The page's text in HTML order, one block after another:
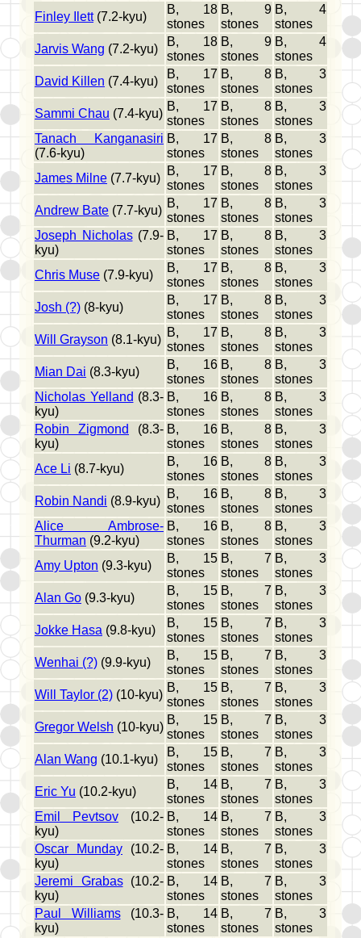
Finley Ilett(7.2-kyu)
B, 18
stones
B, 9
stones
B, 4
stones
Jarvis Wang (7.2-kyu)
B, 18
stones
B, 9
stones
B, 4
stones
David Killen (7.4-kyu)
B, 17
stones
B, 8
stones
B, 3
stones
Sammi Chau (7.4-kyu)
B, 17
stones
B, 8
stones
B, 3
stones
Tanach Kanganasiri
(7.6-kyu)
B, 17
stones
B, 8
stones
B, 3
stones
James Milne (7.7-kyu)
B, 17
stones
B, 8
stones
B, 3
stones
Andrew Bate (7.7-kyu)
B, 17
stones
B, 8
stones
B, 3
stones
Joseph Nicholas(7.9-
kyu)
B, 17
stones
B, 8
stones
B, 3
stones
Chris Muse (7.9-kyu)
B, 17
stones
B, 8
stones
B, 3
stones
Josh (?) (8-kyu)
B, 17
stones
B, 8
stones
B, 3
stones
Will Grayson (8.1-kyu)
B, 17
stones
B, 8
stones
B, 3
stones
Mian Dai (8.3-kyu)
B, 16
stones
B, 8
stones
B, 3
stones
Nicholas Yelland (8.3-
kyu)
B, 16
stones
B, 8
stones
B, 3
stones
Robin Zigmond
(8.3-
kyu)
B, 16
stones
B, 8
stones
B, 3
stones
Ace Li (8.7-kyu)
B, 16
stones
B, 8
stones
B, 3
stones
Robin Nandi (8.9-kyu)
B, 16
stones
B, 8
stones
B, 3
stones
Alice Ambrose-
Thurman (9.2-kyu)
B, 16
stones
B, 8
stones
B, 3
stones
Amy Upton (9.3-kyu)
B, 15
stones
B, 7
stones
B, 3
stones
Alan Go (9.3-kyu)
B, 15
stones
B, 7
stones
B, 3
stones
Jokke Hasa (9.8-kyu)
B, 15
stones
B, 7
stones
B, 3
stones
Wenhai (?) (9.9-kyu)
B, 15
stones
B, 7
stones
B, 3
stones
Will Taylor (2) (10-kyu)
B, 15
stones
B, 7
stones
B, 3
stones
Gregor Welsh (10-kyu)
B, 15
stones
B, 7
stones
B, 3
stones
Alan Wang (10.1-kyu)
B, 15
stones
B, 7
stones
B, 3
stones
Eric Yu (10.2-kyu)
B, 14
stones
B, 7
stones
B, 3
stones
Emil Pevtsov (10.2-
kyu)
B, 14
stones
B, 7
stones
B, 3
stones
Oscar Munday (10.2-
kyu)
B, 14
stones
B, 7
stones
B, 3
stones
Jeremi Grabas(10.2-
kyu)
B, 14
stones
B, 7
stones
B, 3
stones
Paul Williams(10.3-
kyu)
B, 14
stones
B, 7
stones
B, 3
stones